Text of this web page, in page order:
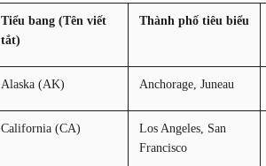
Tiểu bang (Tên viết
tắt)
Thành phố tiêu biểu
Alaska (AK) Anchorage, Juneau
California (CA)
Los Angeles, San
Francisco